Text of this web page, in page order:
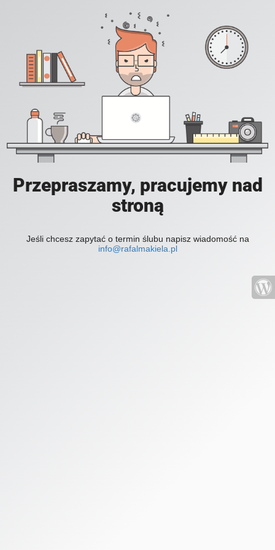
Przepraszamy, pracujemy nad
stroną
Jeśli chcesz zapytać o termin ślubu napisz wiadomość na
info@rafalmakiela.pl